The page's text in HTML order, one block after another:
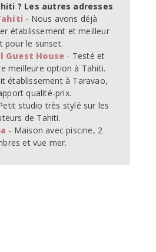
? Les autres adresses
i - Nous avons déjà
établissement et meilleur
Guest House - Testé et
établissement à Taravao,
studio très stylé sur les
- Maison avec piscine, 2
et vue mer.